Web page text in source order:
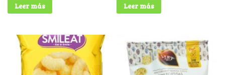
Leer más Leer más